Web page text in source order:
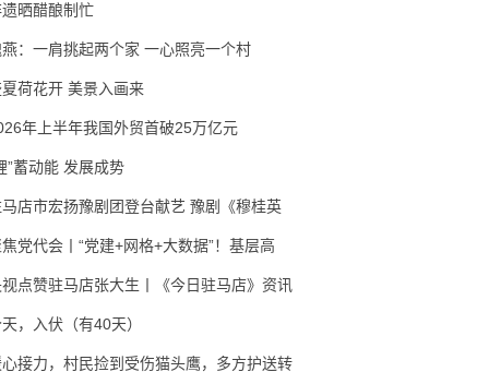
晒醋酿制忙
：一肩挑起两个家 一心照亮一个村
荷花开 美景入画来
年上半年我国外贸首破25万亿元
”蓄动能 发展成势
店市宏扬豫剧团登台献艺 豫剧《穆桂英
党代会丨“党建+网格+大数据”！基层高
点赞驻马店张大生丨《今日驻马店》资讯
，入伏（有40天）
接力，村民捡到受伤猫头鹰，多方护送转